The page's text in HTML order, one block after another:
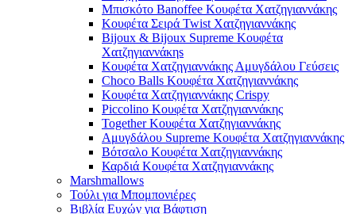
Μπισκότο Banoffee Κουφέτα Χατζηγιαννάκης
Κουφέτα Σειρά Twist Χατζηγιαννάκης
Bijoux & Bijoux Supreme Κουφέτα
Χατζηγιαννάκηs
Κουφέτα Χατζηγιαννάκης Αμυγδάλου Γεύσεις
Choco Balls Κουφέτα Χατζηγιαννάκης
Κουφέτα Χατζηγιαννάκης Crispy
Piccolino Κουφέτα Χατζηγιαννάκης
Together Κουφέτα Χατζηγιαννάκης
Αμυγδάλου Supreme Κουφέτα Χατζηγιαννάκης
Βότσαλο Κουφέτα Χατζηγιαννάκης
Καρδιά Κουφέτα Χατζηγιαννάκης
Marshmallows
Τούλι για Μπομπονιέρες
Βιβλία Ευχών για Βάφτιση